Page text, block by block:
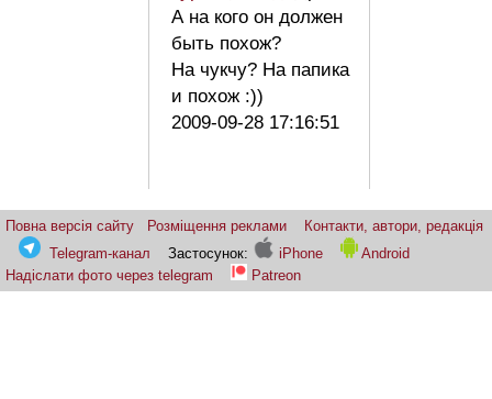
А на кого он должен
быть похож?
На чукчу? На папика
и похож :))
2009-09-28 17:16:51
Повна версія сайту Розміщення реклами
Контакти, автори, редакція
Telegram-канал
Застосунок: iPhone
Android
Надіслати фото через telegram
Patreon